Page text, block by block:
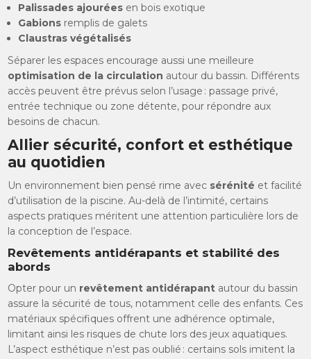
Palissades ajourées en bois exotique
Gabions remplis de galets
Claustras végétalisés
Séparer les espaces encourage aussi une meilleure
optimisation de la circulation autour du bassin. Différents
accès peuvent être prévus selon l’usage : passage privé,
entrée technique ou zone détente, pour répondre aux
besoins de chacun.
Allier sécurité, confort et esthétique
au quotidien
Un environnement bien pensé rime avec sérénité et facilité
d’utilisation de la piscine. Au-delà de l’intimité, certains
aspects pratiques méritent une attention particulière lors de
la conception de l’espace.
Revêtements antidérapants et stabilité des
abords
Opter pour un revêtement antidérapant autour du bassin
assure la sécurité de tous, notamment celle des enfants. Ces
matériaux spécifiques offrent une adhérence optimale,
limitant ainsi les risques de chute lors des jeux aquatiques.
L’aspect esthétique n’est pas oublié : certains sols imitent la